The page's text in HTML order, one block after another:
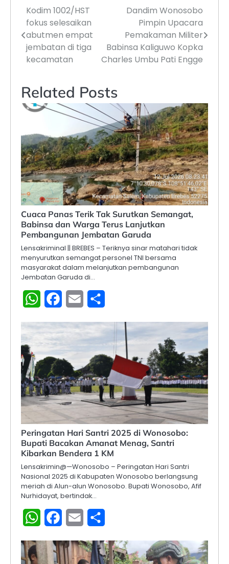
Navigasi
pos
Kodim 1002/HST
fokus selesaikan
abutmen empat
jembatan di tiga
kecamatan
Dandim Wonosobo
Pimpin Upacara
Pemakaman Militer
Babinsa Kaliguwo Kopka
Charles Umbu Pati Engge
Related Posts
Cuaca Panas Terik Tak Surutkan Semangat,
Babinsa dan Warga Terus Lanjutkan
Pembangunan Jembatan Garuda
Lensakriminal || BREBES – Teriknya sinar matahari tidak
menyurutkan semangat personel TNI bersama
masyarakat dalam melanjutkan pembangunan
Jembatan Garuda di…
WhatsAppFacebook
Email
Peringatan Hari Santri 2025 di Wonosobo:
Bupati Bacakan Amanat Menag, Santri
Kibarkan Bendera 1 KM
Lensakrimin@—Wonosobo – Peringatan Hari Santri
Nasional 2025 di Kabupaten Wonosobo berlangsung
meriah di Alun-alun Wonosobo. Bupati Wonosobo, Afif
Nurhidayat, bertindak…
WhatsAppFacebook
Email